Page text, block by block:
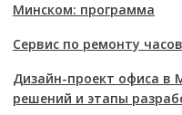
Минском: программа
Сервис по ремонту
Дизайн-проект офиса в
решений и этапы